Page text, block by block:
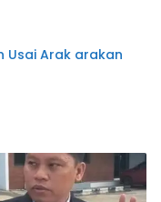
Usai Arak arakan